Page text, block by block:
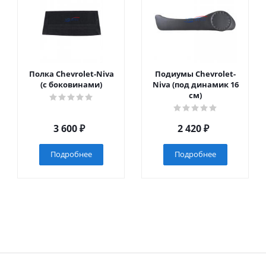
Полка Chevrolet-Niva
(с боковинами)
3 600₽
Подробнее
Подиумы Chevrolet-
Niva (под динамик 16
см)
2 420₽
Подробнее